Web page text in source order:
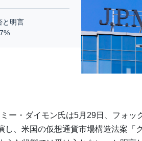
と明言
ー・ダイモン氏は5月29日、フォッ
し、米国の仮想通貨市場構造法案「